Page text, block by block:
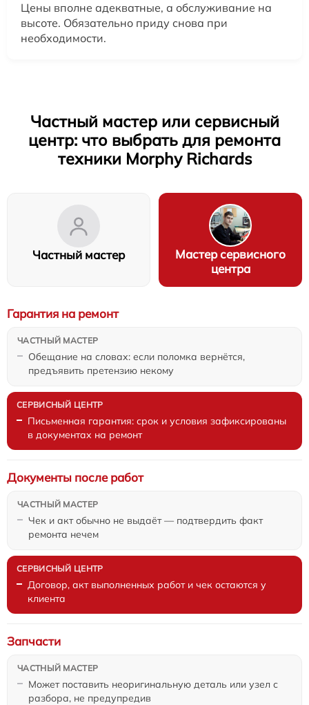
Цены вполне адекватные, а обслуживание на
высоте. Обязательно приду снова при
необходимости.
Частный мастер или сервисный
центр: что выбрать для ремонта
техники Morphy Richards
Частный мастер
Мастер сервисного
центра
Обещание на словах: если поломка вернётся,
предъявить претензию некому
Гарантия на ремонт
Письменная гарантия: срок и условия зафиксированы
в документах на ремонт
Чек и акт обычно не выдаёт — подтвердить факт
ремонта нечем
Документы после работ
Договор, акт выполненных работ и чек остаются у
клиента
Может поставить неоригинальную деталь или узел с
разбора, не предупредив
Запчасти